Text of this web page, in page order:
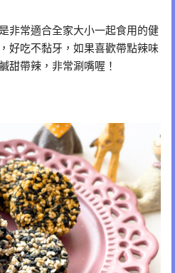
非常適合全家大小一起食用的健
好吃不黏牙，如果喜歡帶點辣味
甜帶辣，非常涮嘴喔！